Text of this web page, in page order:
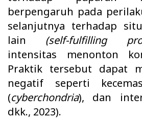
berpengaruh pada
selanjutnya terhadap
lain (self-fulfilling
intensitas menonton
Praktik tersebut dapat
negatif seperti
(cyberchondria), dan
dkk., 2023).